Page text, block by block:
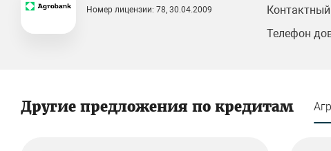
Номер лицензии: 78, 30.04.2009
Телефон
Другие предложения по кредитам